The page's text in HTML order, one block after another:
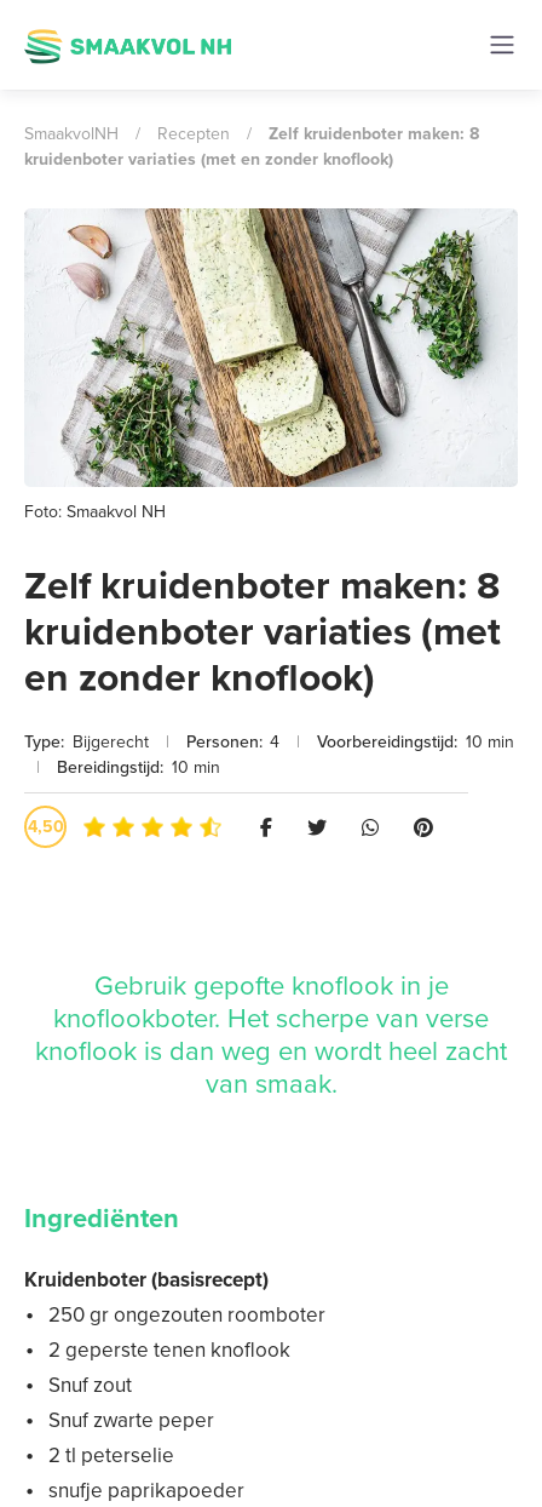
SmaakvolNH / Recepten /
Zelf kruidenboter maken: 8
kruidenboter variaties (met en zonder knoflook)
Foto: Smaakvol NH
Zelf kruidenboter maken: 8
kruidenboter variaties (met
en zonder knoflook)
Type: Bijgerecht | Personen: 4 | Voorbereidingstijd: 10 min
|
Bereidingstijd: 10 min
4,50
Gebruik gepofte knoflook in je
knoflookboter. Het scherpe van verse
knoflook is dan weg en wordt heel zacht
van smaak.
Ingrediënten
Kruidenboter (basisrecept)
250 gr ongezouten roomboter
2 geperste tenen knoflook
Snuf zout
Snuf zwarte peper
2 tl peterselie
snufje paprikapoeder